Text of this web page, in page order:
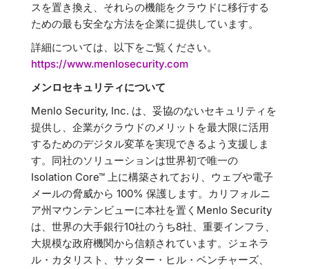
スを置き換え、それらの機能をクラウドに移行する
ための最も安全な方法を企業に提供しています。
詳細については、以下をご覧ください。
https://www.menlosecurity.com
メンロセキュリティについて
Menlo Security, Inc. は、妥協のないセキュリティを
提供し、企業がクラウドのメリットを最大限に活用
するためのデジタル変革を実現できるよう支援しま
す。同社のソリューションは世界初で唯一の
Isolation Core™ 上に構築されており、ウェブや電子
メールの脅威から 100% 保護します。カリフォルニ
ア州マウンテンビューに本社を置くMenlo Security
は、世界の大手銀行10社のうち8社、重要インフラ、
大規模な政府機関から信頼されています。ジェネラ
ル・カタリスト、サッター・ヒル・ベンチャーズ、